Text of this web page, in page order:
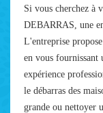
Si vous cherchez à
DEBARRAS, une
L'entreprise
en vous fournissant
expérience
le débarras des
grande ou nettoyer